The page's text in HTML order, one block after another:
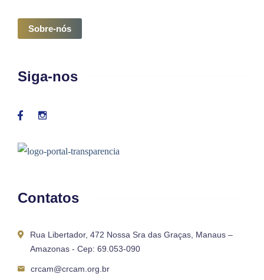
Sobre-nós
Siga-nos
Contatos
Rua Libertador, 472 Nossa Sra das Graças, Manaus –
Amazonas - Cep: 69.053-090
crcam@crcam.org.br